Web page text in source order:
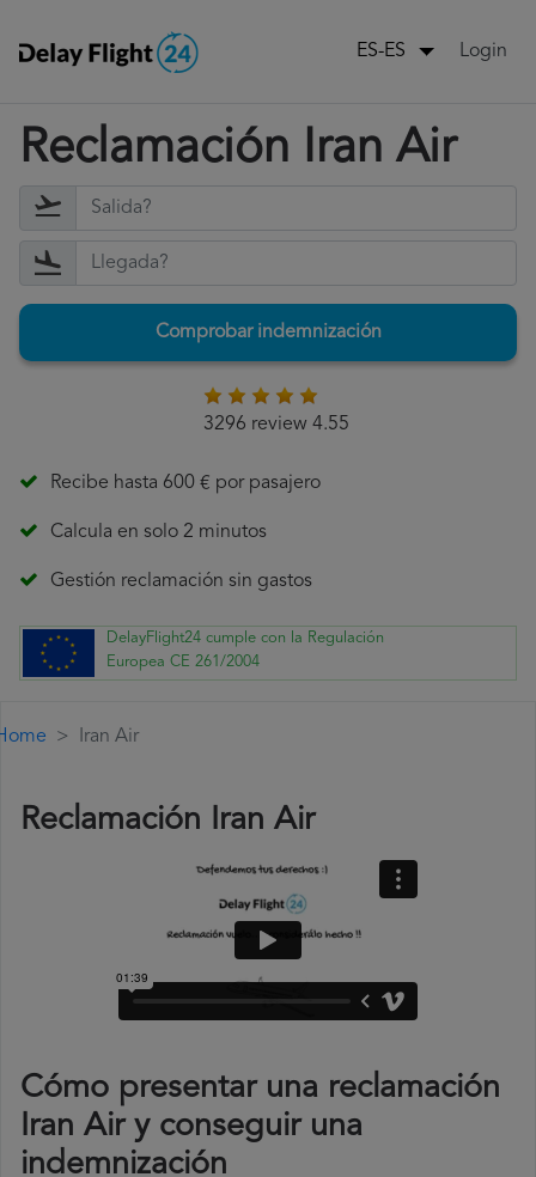
ES-ES Login
Reclamación Iran Air
Comprobar indemnización
3296 review 4.55
Recibe hasta 600 € por pasajero
Calcula en solo 2 minutos
Gestión reclamación sin gastos
DelayFlight24 cumple con la Regulación
Europea CE 261/2004
Iran Air
Reclamación Iran Air
Cómo presentar una reclamación
Iran Air y conseguir una
indemnización